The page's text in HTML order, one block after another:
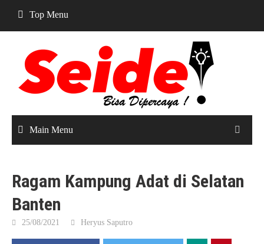
content
Top Menu
Main Menu
Ragam Kampung Adat di Selatan
Banten
25/08/2021 Heryus Saputro